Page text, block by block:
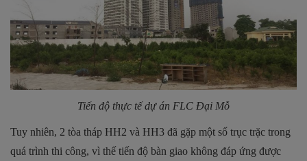
Tiến độ thực tế dự án FLC Đại Mỗ
Tuy nhiên, 2 tòa tháp HH2 và HH3 đã gặp một số trục trặc trong
quá trình thi công, vì thế tiến độ bàn giao không đáp ứng được